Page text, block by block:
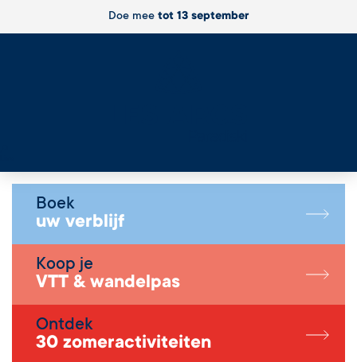
Doe mee tot 13 september
Boek
uw verblijf
Koop je
VTT & wandelpas
Ontdek
30 zomeractiviteiten